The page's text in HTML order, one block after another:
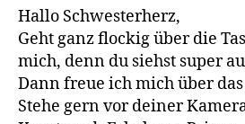
Hallo Schwesterherz,
Geht ganz flockig über die
mich, denn du siehst super
Dann freue ich mich über das
Stehe gern vor deiner